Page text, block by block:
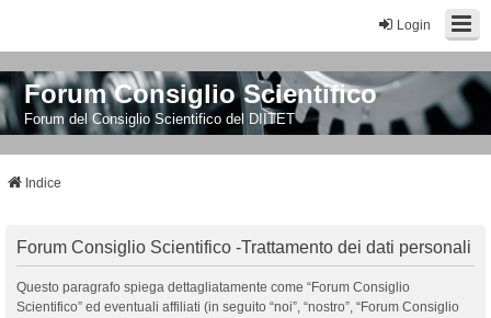
Login
Forum Consiglio Scientifico
Forum del Consiglio Scientifico del DIITET
Indice
Forum Consiglio Scientifico -Trattamento dei dati personali
Questo paragrafo spiega dettagliatamente come “Forum Consiglio
Scientifico” ed eventuali affiliati (in seguito “noi”, “nostro”, “Forum Consiglio